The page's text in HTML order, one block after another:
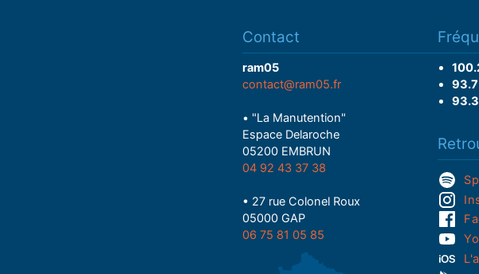
Contact
ram05
contact@ram05.fr
• "La Manutention"
Espace Delaroche
05200 EMBRUN
04 92 43 37 38
• 27 rue Colonel Roux
05000 GAP
06 75 81 05 85
93.7
93.3